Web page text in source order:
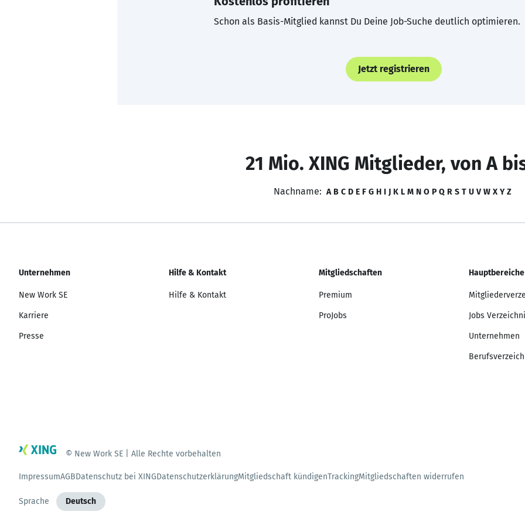
Schon als Basis-Mitglied kannst Du Deine Job-Suche deutlich optimieren.
Jetzt registrieren
21 Mio. XING Mitglieder, von A
Nachname: A B C D E F G H I J K L M N O P Q R S T U V W X Y Z
Unternehmen
New Work SE
Karriere
Presse
Hilfe & Kontakt
Hilfe & Kontakt
Mitgliedschaften
Premium
ProJobs
Hauptbereiche
Jobs
Unternehmen
© New Work SE | Alle Rechte vorbehalten
ImpressumAGBDatenschutz bei XINGDatenschutzerklärungMitgliedschaft kündigenTrackingMitgliedschaften widerrufen
Sprache Deutsch